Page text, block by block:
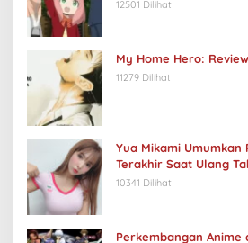
12501 Dilihat
My Home Hero:
11279 Dilihat
Yua Mikami Umumkan
Terakhir Saat Ulang
10341 Dilihat
Perkembangan Anime